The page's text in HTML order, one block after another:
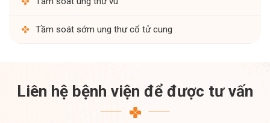
Tầm soát sớm ung thư cổ tử cung
Liên hệ bệnh viện để được tư vấn